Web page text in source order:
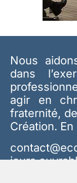
Nous
dans
agir en
fraternité,
Création.
jours